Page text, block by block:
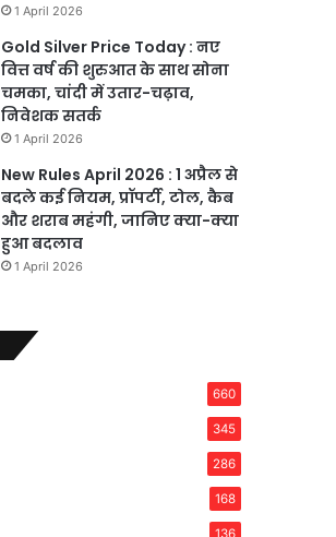
1 April 2026
Gold Silver Price Today : नए
वित्त वर्ष की शुरुआत के साथ सोना
चमका, चांदी में उतार-चढ़ाव,
निवेशक सतर्क
1 April 2026
New Rules April 2026 : 1 अप्रैल से
बदले कई नियम, प्रॉपर्टी, टोल, कैब
और शराब महंगी, जानिए क्या-क्या
हुआ बदलाव
1 April 2026
660
345
286
168
136